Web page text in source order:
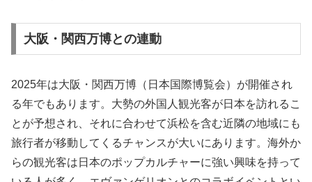
大阪・関西万博との連動
2025年は大阪・関西万博（日本国際博覧会）が開催され
る年でもあります。大勢の外国人観光客が日本を訪れるこ
とが予想され、それに合わせて浜松を含む近隣の地域にも
旅行者が移動してくるチャンスが大いにあります。海外か
らの観光客は日本のポップカルチャーに強い興味を持って